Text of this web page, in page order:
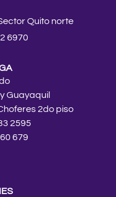
Quito norte
6970
Guayaquil
2do piso
2595
679